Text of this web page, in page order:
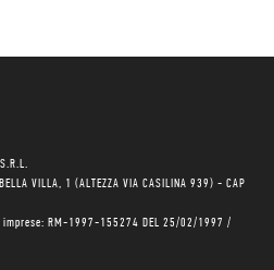
VILLA, 1 (ALTEZZA VIA CASILINA 939) - CAP
imprese: RM-1997-155274 DEL 25/02/1997 /